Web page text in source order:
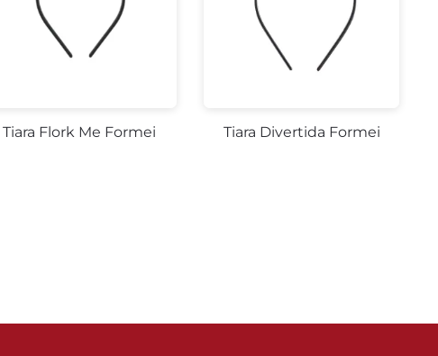
Tiara Flork Me Formei Tiara Divertida Formei